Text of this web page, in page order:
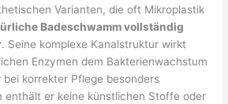
Varianten, die oft Mikroplastik
Badeschwamm vollständig
. Seine komplexe Kanalstruktur wirkt
Enzymen dem Bakterienwachstum
korrekter Pflege besonders
enthält er keine künstlichen Stoffe oder